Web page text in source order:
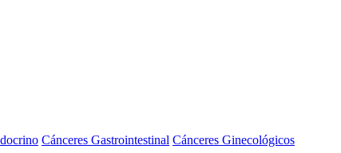
Cánceres Gastrointestinal Cánceres Ginecológicos